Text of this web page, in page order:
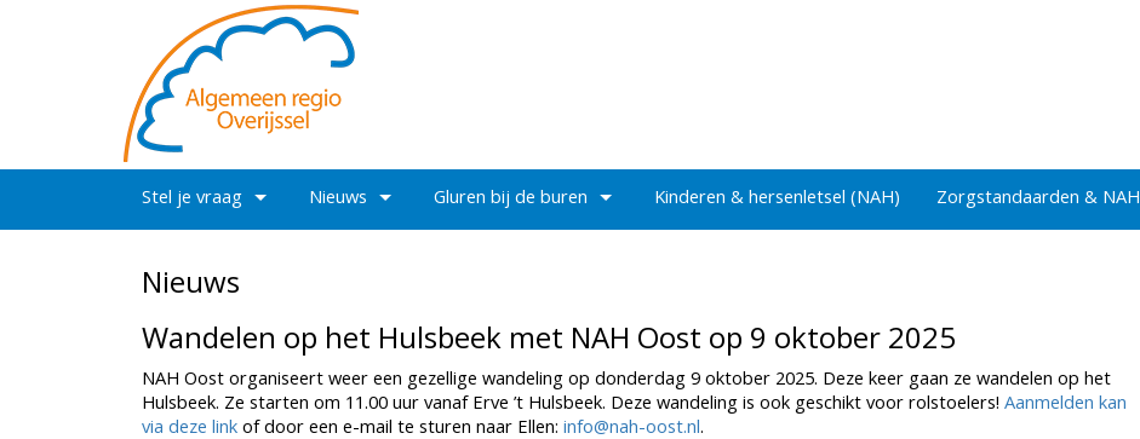
Stel je vraag Nieuws Gluren bij de buren Kinderen & hersenletsel (NAH) Zorgstandaarden & NAH
Nieuws
Wandelen op het Hulsbeek met NAH Oost op 9 oktober 2025
NAH Oost organiseert weer een gezellige wandeling op donderdag 9 oktober 2025. Deze keer gaan ze wandelen op het
Hulsbeek. Ze starten om 11.00 uur vanaf Erve ’t Hulsbeek. Deze wandeling is ook geschikt voor rolstoelers! Aanmelden kan
via deze link of door een e-mail te sturen naar Ellen: info@nah-oost.nl.